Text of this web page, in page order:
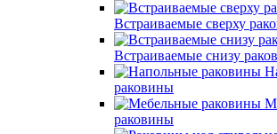
Встраиваемые сверху
Встраиваемые снизу
раковины
раковины